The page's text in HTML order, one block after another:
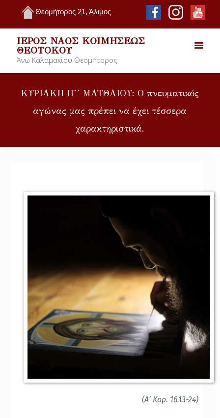
Θεομήτορος 21, Άλιμος
ΙΕΡΌΣ ΝΑΌΣ ΚΟΙΜΉΣΕΩΣ
ΘΕΟΤΌΚΟΥ
Άνω Καλαμακίου Θεομήτορος
ΚΥΡΙΑΚΗ ΙΓ´ ΜΑΤΘΑΙΟΥ: Ο πνευματικός
αγώνας μας πρέπει να έχει τέσσερα
χαρακτηριστικά.
(Α’ Κορ. 16.13-24)